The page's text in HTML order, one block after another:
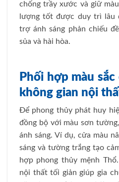
chống trầy xước và giữ
lượng tốt được duy trì lâu
trợ ánh sáng phản chiếu
sủa và hài hòa.
Phối hợp màu
không gian nội
Để phong thủy phát huy
đồng bộ với màu sơn
ánh sáng. Ví dụ, cửa màu
sáng và tường trắng tạo
hợp phong thủy mệnh
nội thất tối giản giúp gia